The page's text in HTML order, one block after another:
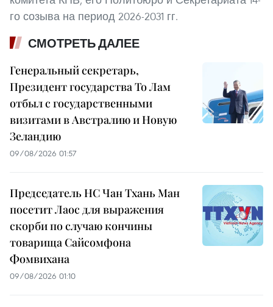
го созыва на период 2026-2031 гг.
СМОТРЕТЬ ДАЛЕЕ
Генеральный секретарь,
Президент государства То Лам
отбыл с государственными
визитами в Австралию и Новую
Зеландию
09/08/2026 01:57
Председатель НС Чан Тхань Ман
посетит Лаос для выражения
скорби по случаю кончины
товарища Сайсомфона
Фомвихана
09/08/2026 01:10